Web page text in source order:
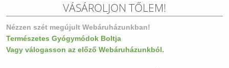
VÁSÁROLJON TŐLEM!
Nézzen szét megújult Webáruházunkban!
Természetes Gyógymódok Boltja
Vagy válogasson az előző Webáruházunkból.